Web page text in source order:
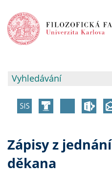
Zápisy z
děkana